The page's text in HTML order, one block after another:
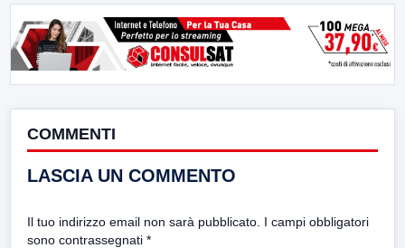
COMMENTI
LASCIA UN COMMENTO
Il tuo indirizzo email non sarà pubblicato. I campi obbligatori
sono contrassegnati *